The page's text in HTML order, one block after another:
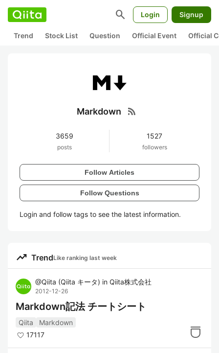
search Login Signup
Trend Stock List Question Official Event Official
Markdown rss_feed
3659
posts
1527
followers
Follow Articles
Follow Questions
Login and follow tags to see the latest information.
trending_up TrendLike ranking last week
@Qiita (Qiita キータ) in Qiita株式会社
2012-12-26
Markdown記法 チートシート
Qiita
Markdown
17117